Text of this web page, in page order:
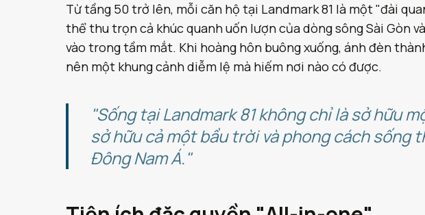
Từ tầng 50 trở lên, mỗi căn hộ tại Landmark 81 là một "đài
thể thu trọn cả khúc quanh uốn lượn của dòng sông Sài Gòn
vào trong tầm mắt. Khi hoàng hôn buông xuống, ánh đèn
nên một khung cảnh diễm lệ mà hiếm nơi nào có được.
"Sống tại Landmark 81 không chỉ là sở hữu
sở hữu cả một bầu trời và phong cách sống
Đông Nam Á."